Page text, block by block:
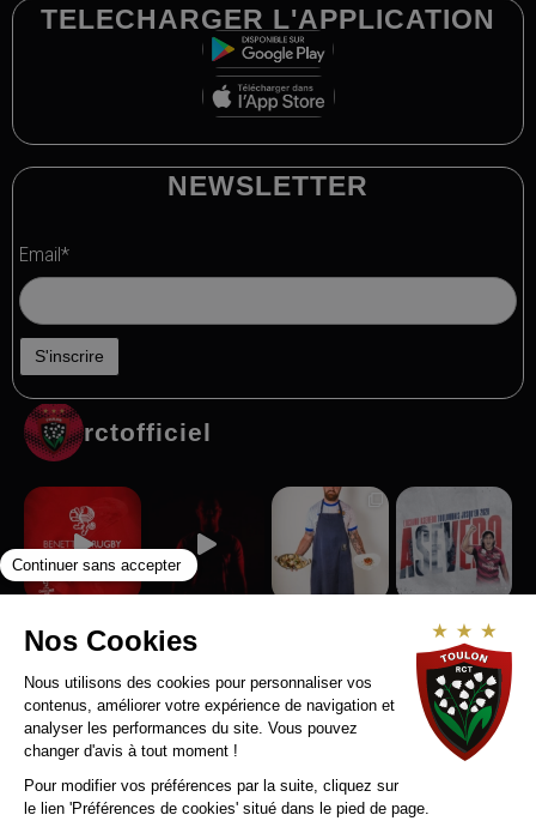
TELECHARGER L'APPLICATION
NEWSLETTER
Email*
rctofficiel
Suivez-nous sur Instagram